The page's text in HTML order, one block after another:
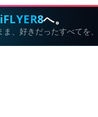
iFLYER8へ。
ま、好きだったすべてを